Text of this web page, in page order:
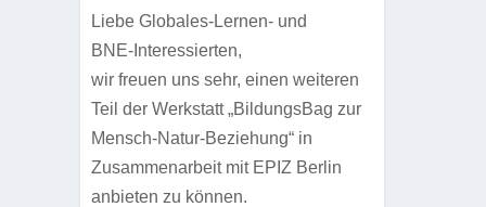
Liebe Globales‑Lernen‑ und
BNE‑Interessierten,
wir freuen uns sehr, einen wei­te­ren
Teil der Werk­statt„Bil­dungs­Bag zur
Mensch‑Natur‑Beziehung“ in
Zusam­men­ar­beit mit EPIZ Ber­lin
anbie­ten zu können.